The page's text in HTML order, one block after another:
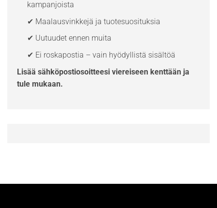
kampanjoista
✔ Maalausvinkkejä ja tuotesuosituksia
✔ Uutuudet ennen muita
✔ Ei roskapostia – vain hyödyllistä sisältöä
Lisää sähköpostiosoitteesi viereiseen kenttään ja
tule mukaan.